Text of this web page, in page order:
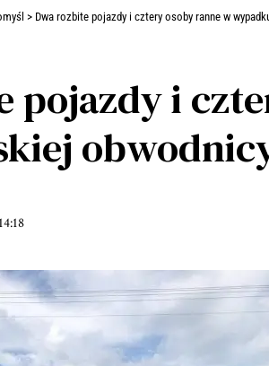
> Dwa rozbite pojazdy i cztery osoby ranne w
pojazdy i